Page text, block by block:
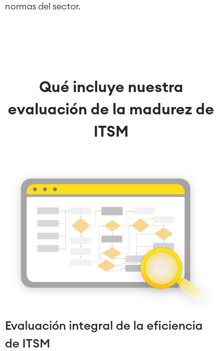
normas del sector.
Qué incluye nuestra
evaluación de la madurez de
ITSM
Evaluación integral de la eficiencia
de ITSM